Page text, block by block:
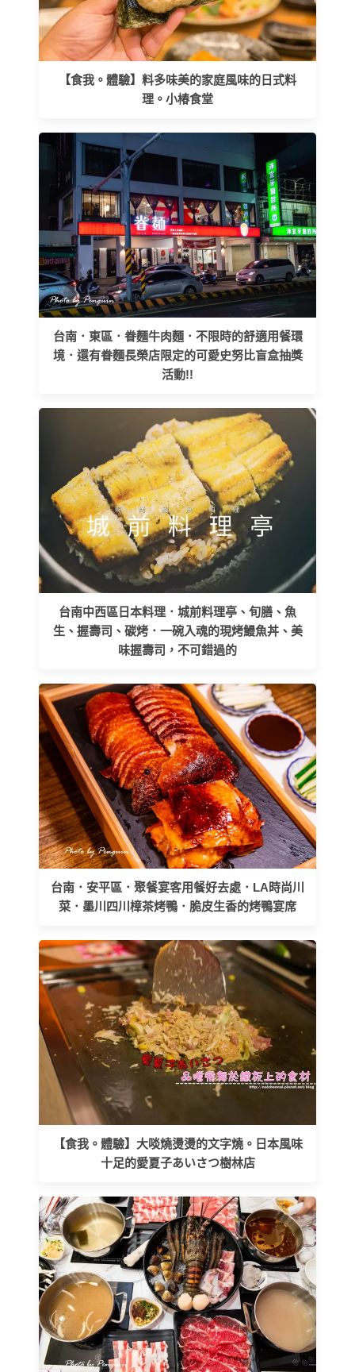
【食我。體驗】料多味美的家庭風味的日式料
理。小椿食堂
台南．東區．眷麵牛肉麵．不限時的舒適用餐環
境．還有眷麵長榮店限定的可愛史努比盲盒抽獎
活動!!
台南中西區日本料理．城前料理亭、旬膳、魚
生、握壽司、碳烤．一碗入魂的現烤鰻魚丼、美
味握壽司，不可錯過的
台南．安平區．聚餐宴客用餐好去處．LA時尚川
菜．墨川四川樟茶烤鴨．脆皮生香的烤鴨宴席
【食我。體驗】大啖燒燙燙的文字燒。日本風味
十足的愛夏子あいさつ樹林店